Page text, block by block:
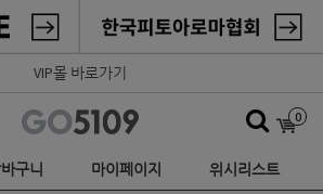
VIP몰 바로가기
0
구니 마이페이지 위시리스트